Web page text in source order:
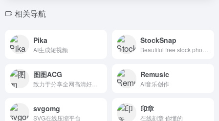
相关导航
Pika
AI生成短视频
StockSnap
图图ACG Remusic
AI音乐创作
svgomg
SVG在线压缩平台
印章
在线刻章 你懂的